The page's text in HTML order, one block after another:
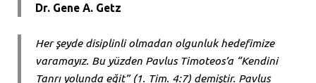
Dr. Gene A. Getz
Her şeyde disiplinli olmadan olgunluk hedefimize
varamayız. Bu yüzden Pavlus Timoteos’a “Kendini
Tanrı yolunda eğit” (1. Tim. 4:7) demiştir. Pavlus